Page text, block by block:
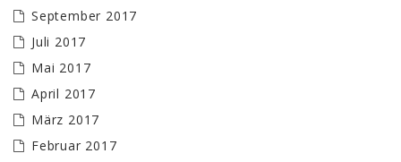
September 2017
Juli 2017
Mai 2017
April 2017
März 2017
Februar 2017